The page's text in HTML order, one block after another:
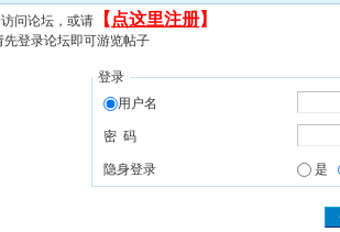
问论坛，或请 【 点这里注册】
先登录论坛即可游览帖子
登录
用户名
密 码
隐身登录 是